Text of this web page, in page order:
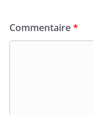
Commentaire*